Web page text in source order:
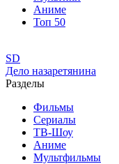
Аниме
Топ 50
SD
Дело назаретянина
Разделы
Фильмы
Сериалы
ТВ-Шоу
Аниме
Мультфильмы